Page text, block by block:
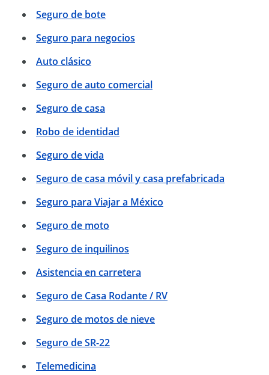
Seguro de bote
Seguro para negocios
Auto clásico
Seguro de auto comercial
Seguro de casa
Robo de identidad
Seguro de vida
Seguro de casa móvil y casa prefabricada
Seguro para Viajar a México
Seguro de moto
Seguro de inquilinos
Asistencia en carretera
Seguro de Casa Rodante / RV
Seguro de motos de nieve
Seguro de SR-22
Telemedicina